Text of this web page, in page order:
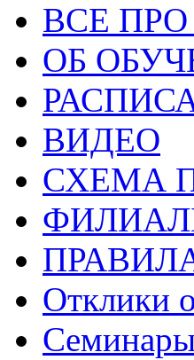
ВСЕ
ОБ
ВИДЕО
СХЕМА
Отклики